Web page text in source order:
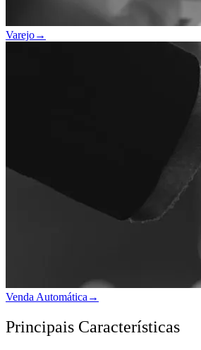
Varejo→
Venda Automática →
Principais Características